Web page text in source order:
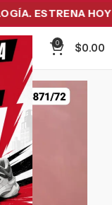
ESTRENA HOY Y
0
$0.00